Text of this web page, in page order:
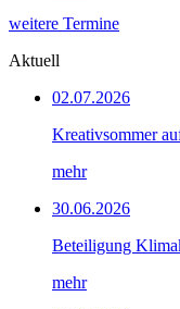
weitere Termine
Aktuell
02.07.2026
Kreativsommer
mehr
30.06.2026
Beteiligung
mehr